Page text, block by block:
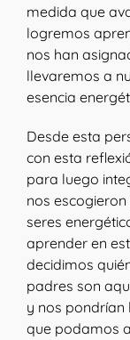
medida que
logremos
nos han
llevaremos a
esencia
Desde esta
con esta
para luego
nos
seres
aprender en
decidimos
padres son
y nos pondrían
que podamos